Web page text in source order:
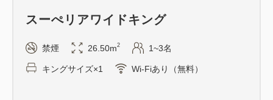
スーぺリアワイドキング
禁煙 26.50m2 1~3名
キングサイズ×1 Wi-Fiあり（無料）